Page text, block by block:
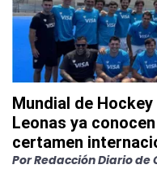
Mundial de
Leonas ya
certamen
PorRedacción Diario de